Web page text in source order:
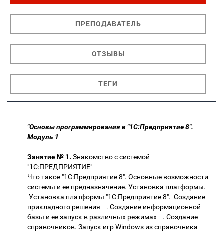
ПРЕПОДАВАТЕЛЬ
ОТЗЫВЫ
ТЕГИ
"Основы программирования в "1С:Предприятие 8".
Модуль 1
Занятие № 1. Знакомство с системой
"1С:ПРЕДПРИЯТИЕ"
Что такое "1С:Предприятие 8". Основные возможности
системы и ее предназначение. Установка платформы.
Установка платформы "1С:Предприятие 8". Создание
прикладного решения . Создание информационной
базы и ее запуск в различных режимах . Создание
справочников. Запуск игр Windows из справочника